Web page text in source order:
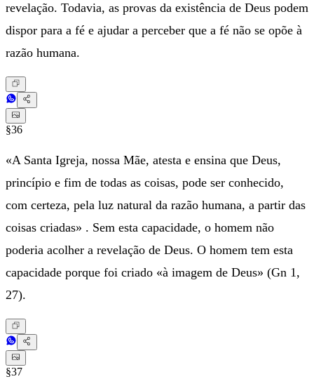
revelação. Todavia, as provas da existência de Deus podem
dispor para a fé e ajudar a perceber que a fé não se opõe à
razão humana.
§36
«A Santa Igreja, nossa Mãe, atesta e ensina que Deus,
princípio e fim de todas as coisas, pode ser conhecido,
com certeza, pela luz natural da razão humana, a partir das
coisas criadas» . Sem esta capacidade, o homem não
poderia acolher a revelação de Deus. O homem tem esta
capacidade porque foi criado «à imagem de Deus» (Gn 1,
27).
§37